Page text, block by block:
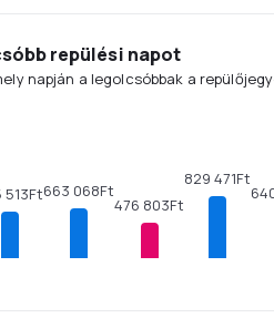
repülési napot
napján a legolcsóbbak a
513Ft663 068Ft
476 803Ft
829 471Ft